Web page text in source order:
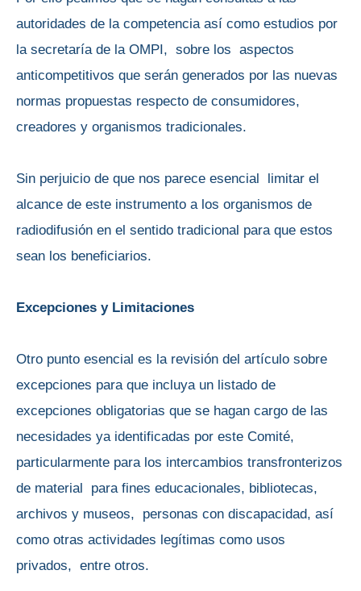
autoridades de la competencia así como estudios por
la secretaría de la OMPI, sobre los aspectos
anticompetitivos que serán generados por las nuevas
normas propuestas respecto de consumidores,
creadores y organismos tradicionales.
Sin perjuicio de que nos parece esencial limitar el
alcance de este instrumento a los organismos de
radiodifusión en el sentido tradicional para que estos
sean los beneficiarios.
Excepciones y Limitaciones
Otro punto esencial es la revisión del artículo sobre
excepciones para que incluya un listado de
excepciones obligatorias que se hagan cargo de las
necesidades ya identificadas por este Comité,
particularmente para los intercambios transfronterizos
de material para fines educacionales, bibliotecas,
archivos y museos, personas con discapacidad, así
como otras actividades legítimas como usos
privados, entre otros.